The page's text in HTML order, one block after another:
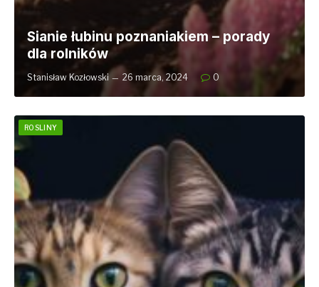
Sianie łubinu poznaniakiem – porady
dla rolników
Stanisław Kozłowski 26 marca, 2024 0
ROSLINY